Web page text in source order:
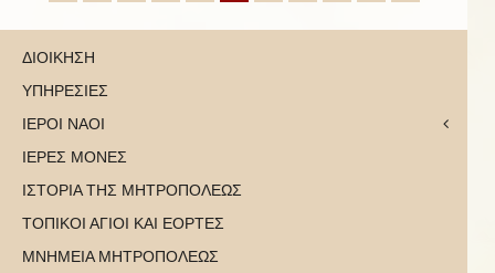
ΔΙΟΙΚΗΣΗ
ΥΠΗΡΕΣΙΕΣ
ΙΕΡΟΙ ΝΑΟΙ
ΙΕΡΕΣ ΜΟΝΕΣ
ΙΣΤΟΡΙΑ ΤΗΣ ΜΗΤΡΟΠΟΛΕΩΣ
ΤΟΠΙΚΟΙ ΑΓΙΟΙ ΚΑΙ ΕΟΡΤΕΣ
ΜΝΗΜΕΙΑ ΜΗΤΡΟΠΟΛΕΩΣ